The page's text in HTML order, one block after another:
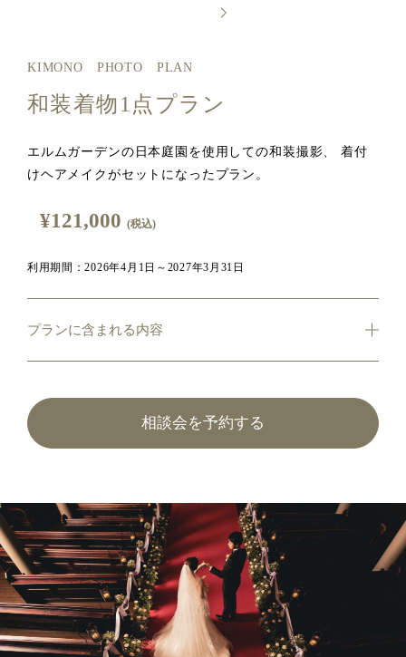
KIMONO PHOTO PLAN
和装着物1点プラン
エルムガーデンの日本庭園を使用しての和装撮影、 着付
けヘアメイクがセットになったプラン。
¥121,000 (税込)
利用期間：2026年4月1日～2027年3月31日
プランに含まれる内容
相談会を予約する